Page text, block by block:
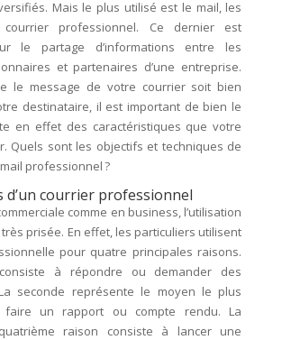
Mais le plus utilisé est le mail, les
professionnel. Ce dernier est
le partage d’informations entre les
et partenaires d’une entreprise.
le message de votre courrier soit bien
destinataire, il est important de bien le
en effet des caractéristiques que votre
Quels sont les objectifs et techniques de
professionnel ?
d’un courrier professionnel
comme en business, l’utilisation
prisée. En effet, les particuliers utilisent
pour quatre principales raisons.
à répondre ou demander des
seconde représente le moyen le plus
faire un rapport ou compte rendu. La
raison consiste à lancer une